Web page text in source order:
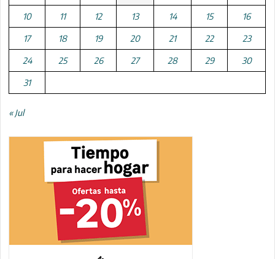
10 11 12 13 14 15 16
17 18 19 20 21 22 23
24 25 26 27 28 29 30
31
« Jul